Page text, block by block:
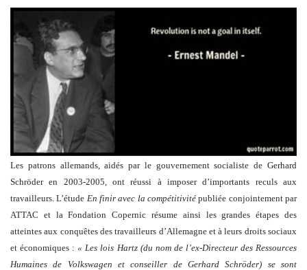
Les patrons allemands, aidés par le gouvernement socialiste de Gerhard
Schröder en 2003-2005, ont réussi à imposer d’importants reculs aux
travailleurs. L’étude En finir avec la compétitivité publiée conjointement par
ATTAC et la Fondation Copernic résume ainsi les grandes étapes des
atteintes aux conquêtes des travailleurs d’Allemagne et à leurs droits sociaux
et économiques :« Les lois Hartz (du nom de l’ex-Directeur des Ressources
Humaines de Volkswagen et conseiller de Gerhard Schröder) se sont